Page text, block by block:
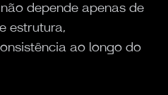
depende apenas de
estrutura,
ao longo do